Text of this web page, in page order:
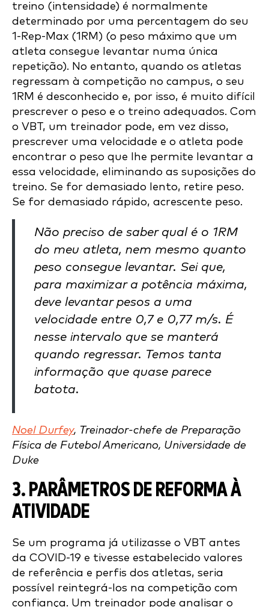
treino (intensidade) é normalmente
determinado por uma percentagem do seu
1-Rep-Max (1RM) (o peso máximo que um
atleta consegue levantar numa única
repetição). No entanto, quando os atletas
regressam à competição no campus, o seu
1RM é desconhecido e, por isso, é muito difícil
prescrever o peso e o treino adequados. Com
o VBT, um treinador pode, em vez disso,
prescrever uma velocidade e o atleta pode
encontrar o peso que lhe permite levantar a
essa velocidade, eliminando as suposições do
treino. Se for demasiado lento, retire peso.
Se for demasiado rápido, acrescente peso.
Não preciso de saber qual é o 1RM
do meu atleta, nem mesmo quanto
peso consegue levantar. Sei que,
para maximizar a potência máxima,
deve levantar pesos a uma
velocidade entre 0,7 e 0,77 m/s. É
nesse intervalo que se manterá
quando regressar. Temos tanta
informação que quase parece
batota.
Noel Durfey, Treinador-chefe de Preparação
Física de Futebol Americano, Universidade de
Duke
3. PARÂMETROS DE REFORMA À
ATIVIDADE
Se um programa já utilizasse o VBT antes
da COVID-19 e tivesse estabelecido valores
de referência e perfis dos atletas, seria
possível reintegrá-los na competição com
confiança. Um treinador pode analisar o